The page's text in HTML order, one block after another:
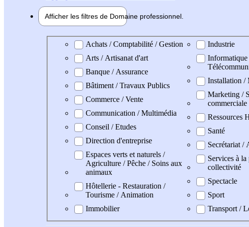
Afficher les filtres de Domaine professionnel
Domaine professionel
Achats / Comptabilité / Gestion
Arts / Artisanat d'art
Banque / Assurance
Bâtiment / Travaux Publics
Commerce / Vente
Communication / Multimédia
Conseil / Etudes
Direction d'entreprise
Espaces verts et naturels /
Agriculture / Pêche / Soins aux
animaux
Hôtellerie - Restauration /
Tourisme / Animation
Immobilier
Industrie
Informatique
Installation /
Marketing /
commerciale
Ressources
Santé
Secrétariat /
Services à la
collectivité
Spectacle
Sport
Transport /